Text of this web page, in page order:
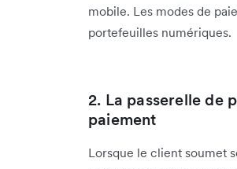
mobile. Les modes de
portefeuilles numériques.
2. La passerelle de
paiement
Lorsque le client soumet